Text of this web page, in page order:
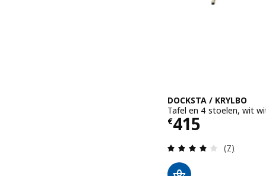
DOCKSTA / KRYLBO
Tafel en 4 stoelen, wit
€415
Prijs € 415
(7)